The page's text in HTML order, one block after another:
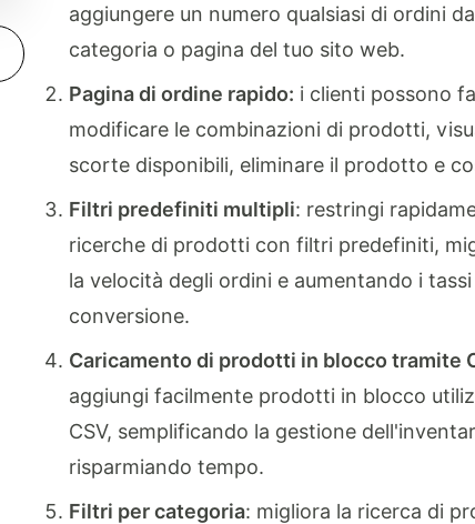
aggiungere un numero qualsiasi di ordini
categoria o pagina del tuo sito web.
Pagina di ordine rapido: i clienti possono
modificare le combinazioni di prodotti,
scorte disponibili, eliminare il prodotto e
Filtri predefiniti multipli: restringi
ricerche di prodotti con filtri predefiniti,
la velocità degli ordini e aumentando i tassi
conversione.
Caricamento di prodotti in blocco tramite
aggiungi facilmente prodotti in blocco
CSV, semplificando la gestione
risparmiando tempo.
Filtri per categoria: migliora la ricerca di